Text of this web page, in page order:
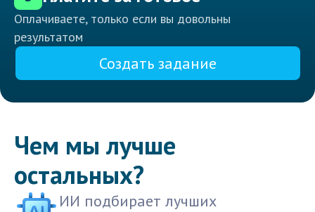
Оплачиваете, только если вы довольны
результатом
Создать задание
Чем мы лучше
остальных?
ИИ подбирает лучших